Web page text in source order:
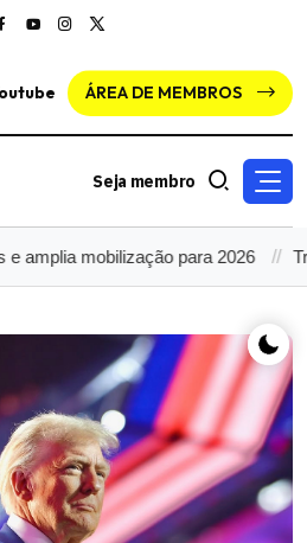
ÁREA DE MEMBROS
Seja membro
mobilização para 2026 Trump